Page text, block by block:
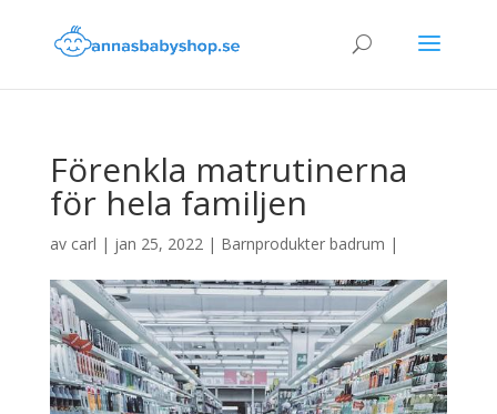
Förenkla matrutinerna
för hela familjen
av carl | jan 25, 2022| Barnprodukter badrum |